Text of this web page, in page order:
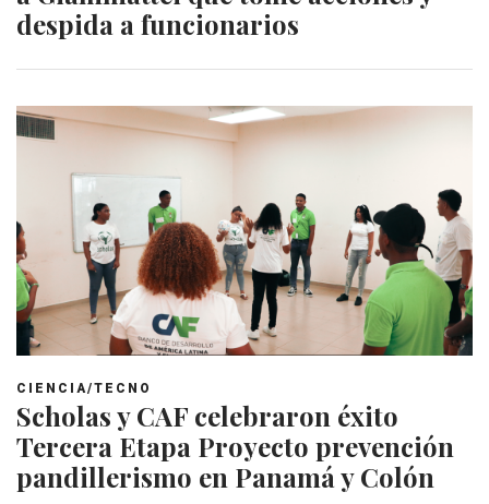
despida a funcionarios
CIENCIA/TECNO
Scholas y CAF celebraron éxito
Tercera Etapa Proyecto prevención
pandillerismo en Panamá y Colón